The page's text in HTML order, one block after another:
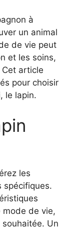
à
un animal
de vie peut
et les soins,
Cet article
pour choisir
le lapin.
les
spécifiques.
mode de vie,
souhaitée. Un